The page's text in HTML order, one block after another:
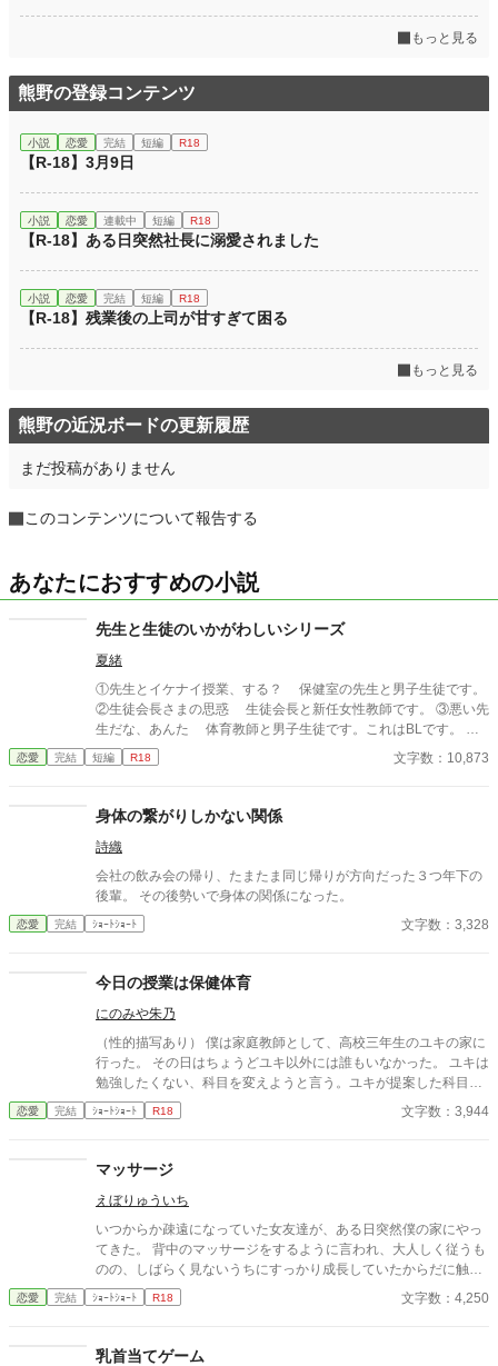
もっと見る
熊野の登録コンテンツ
小説 恋愛 完結 短編 R18
【R-18】3月9日
小説 恋愛 連載中 短編 R18
【R-18】ある日突然社長に溺愛されました
小説 恋愛 完結 短編 R18
【R-18】残業後の上司が甘すぎて困る
もっと見る
熊野の近況ボードの更新履歴
まだ投稿がありません
このコンテンツについて報告する
あなたにおすすめの小説
先生と生徒のいかがわしいシリーズ
夏緒
①先生とイケナイ授業、する？ 保健室の先生と男子生徒です。
②生徒会長さまの思惑 生徒会長と新任女性教師です。 ③悪い先
生だな、あんた 体育教師と男子生徒です。これはBLです。 ど
んな理由があろうが学校でいかがわしいことをしてはいけません
よ〜！ これ全部、やったらダメですからねっ！
恋愛 完結 短編 R18 文字数：10,873
身体の繋がりしかない関係
詩織
会社の飲み会の帰り、たまたま同じ帰りが方向だった３つ年下の
後輩。 その後勢いで身体の関係になった。
恋愛 完結 ｼｮｰﾄｼｮｰﾄ 文字数：3,328
今日の授業は保健体育
にのみや朱乃
（性的描写あり） 僕は家庭教師として、高校三年生のユキの家に
行った。 その日はちょうどユキ以外には誰もいなかった。 ユキは
勉強したくない、科目を変えようと言う。ユキが提案した科目と
は。
恋愛 完結 ｼｮｰﾄｼｮｰﾄ R18 文字数：3,944
マッサージ
えぼりゅういち
いつからか疎遠になっていた女友達が、ある日突然僕の家にやっ
てきた。 背中のマッサージをするように言われ、大人しく従うも
のの、しばらく見ないうちにすっかり成長していたからだに触れ
て、興奮が止まらなくなってしまう。 僕たちはただの友達……。
そう思いながらも、彼女の身体の感触が、冷静になることを許さ
恋愛 完結 ｼｮｰﾄｼｮｰﾄ R18 文字数：4,250
乳首当てゲーム